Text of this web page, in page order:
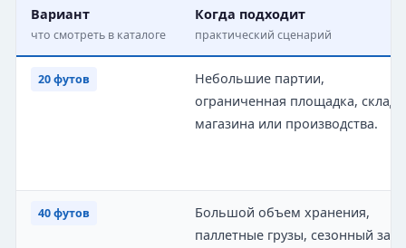
Вариант
что смотреть в каталоге
Когда подходит
практический сценарий
20 футов
Небольшие партии,
ограниченная площадка, склад у
магазина или производства.
40 футов
Большой объем хранения,
паллетные грузы, сезонный